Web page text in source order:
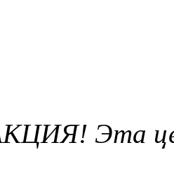
Эта